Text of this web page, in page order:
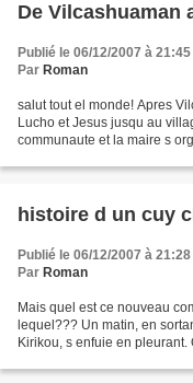
De Vilcashuaman
Publié le 06/12/2007 à 21:45
Par Roman
salut tout el monde! Apres
Lucho et Jesus jusqu au
communaute et la maire s
histoire d un cuy
Publié le 06/12/2007 à 21:28
Par Roman
Mais quel est ce nouveau
lequel??? Un matin, en
Kirikou, s enfuie en